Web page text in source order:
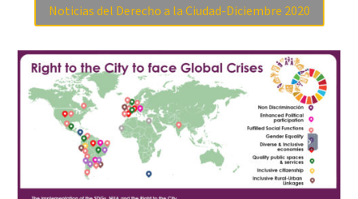
Noticias del Derecho a la Ciudad-Diciembre 2020